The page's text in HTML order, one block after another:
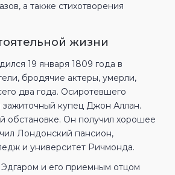
а также стихотворения
жизни
19 января 1809 года в
бродячие актеры, умерли,
два года. Осиротевшего
зажиточный купец Джон Аллан.
обстановке. Он получил хорошее
Лондонский пансион,
и университет Ричмонда.
и его приемным отцом